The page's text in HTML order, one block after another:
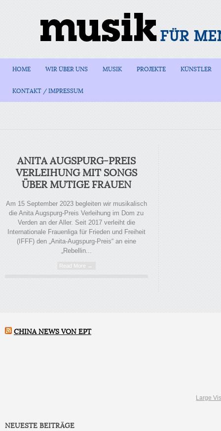
HOME WIR ÜBER UNS MUSIK PROJEKTE KÜNSTLER
KONTAKT / IMPRESSUM
ANITA AUGSPURG-PREIS
VERLEIHUNG MIT SONGS
ÜBER MUTIGE FRAUEN
Am 15 September 2023 begleiten wir musikalisch
die Anita Augspurg-Preis Verleihung im Dom zu
Verden an der Aller. Seit 2017 verleiht die
Internationale Frauenliga für Frieden und Freiheit
(IFFF) den „Anita-Augspurg-Preis“ an eine
„Rebellin...
Read More →
CHINA NEWS VON EPT
Large
NEUESTE BEITRÄGE